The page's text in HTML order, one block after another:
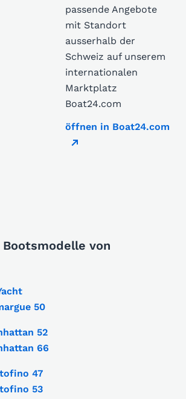
passende Angebote
mit Standort
ausserhalb der
Schweiz auf unserem
internationalen
Marktplatz
Boat24.com
öffnen in Boat24.com
von
50
52
66
47
53